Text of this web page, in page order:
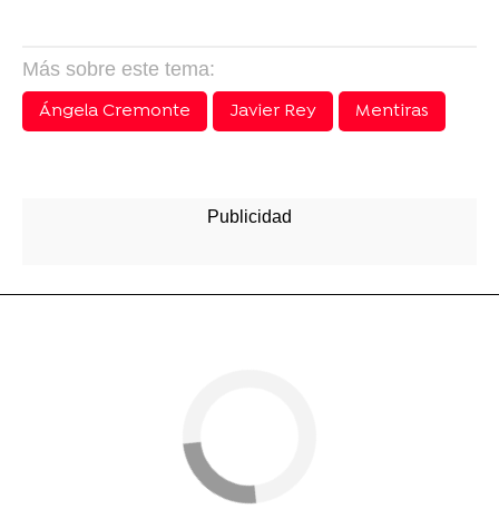
Más sobre este tema:
Ángela Cremonte
Javier Rey Mentiras